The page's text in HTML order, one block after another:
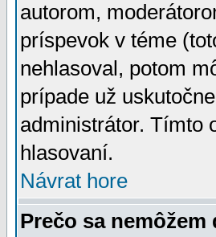
autorom,
príspevok v téme
nehlasoval, potom
prípade už
administrátor. Tímto
hlasovaní.
Návrat hore
Prečo sa